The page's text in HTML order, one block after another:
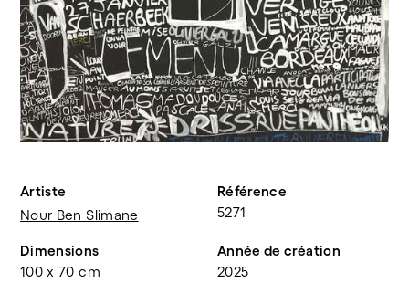
Artiste
Nour Ben Slimane
Référence
5271
Dimensions
100 x 70 cm
Année de création
2025